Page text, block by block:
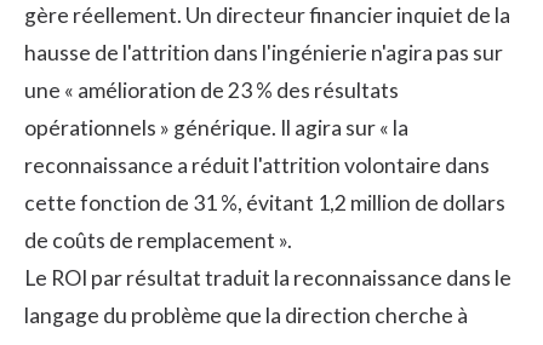
gère réellement. Un directeur financier inquiet de la
hausse de l'attrition dans l'ingénierie n'agira pas sur
une « amélioration de 23 % des résultats
opérationnels » générique. Il agira sur « la
reconnaissance a réduit l'attrition volontaire dans
cette fonction de 31 %, évitant 1,2 million de dollars
de coûts de remplacement ».
Le ROI par résultat traduit la reconnaissance dans le
langage du problème que la direction cherche à